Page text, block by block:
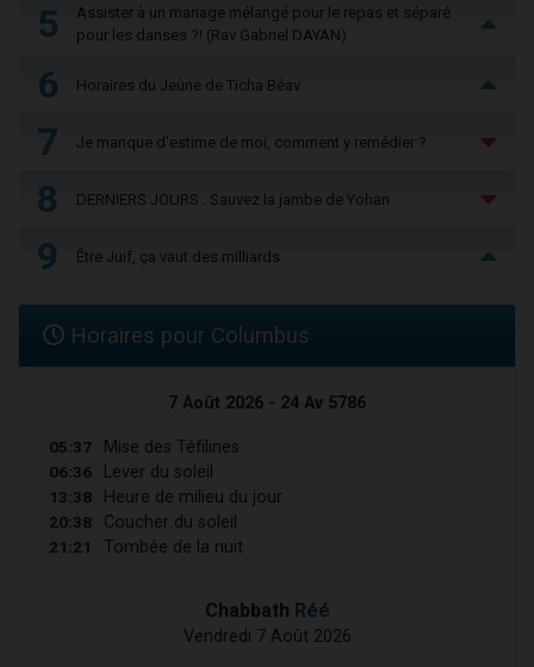
5
Assister à un mariage mélangé pour le repas et séparé
pour les danses ?! (Rav Gabriel DAYAN)
6 Horaires du Jeûne de Ticha Béav
7 Je manque d'estime de moi, comment y remédier ?
8 DERNIERS JOURS : Sauvez la jambe de Yohan
9 Être Juif, ça vaut des milliards
Horaires pour Columbus
7 Août 2026 - 24 Av 5786
05:37 Mise des Téfilines
06:36 Lever du soleil
13:38 Heure de milieu du jour
20:38 Coucher du soleil
21:21 Tombée de la nuit
Chabbath Réé
Vendredi 7 Août 2026